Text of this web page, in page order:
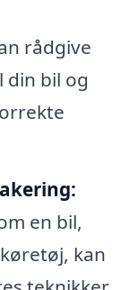
rådgive
din bil og
en bil,
kan